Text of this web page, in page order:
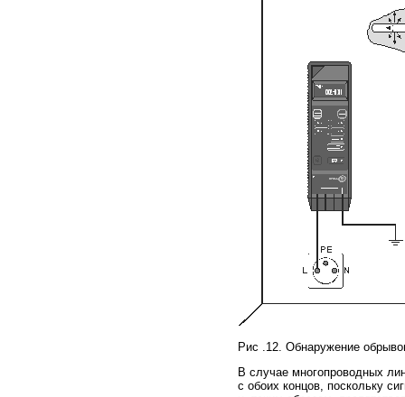
Рис .12. Обнаружение
В случае многопроводных
с обоих концов, поскольку